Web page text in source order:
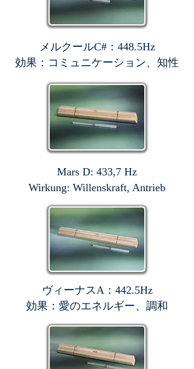
メルクールC#：448.5Hz
効果：コミュニケーション、知性
Mars D: 433,7 Hz
Wirkung: Willenskraft, Antrieb
ヴィーナスA：442.5Hz
効果：愛のエネルギー、調和